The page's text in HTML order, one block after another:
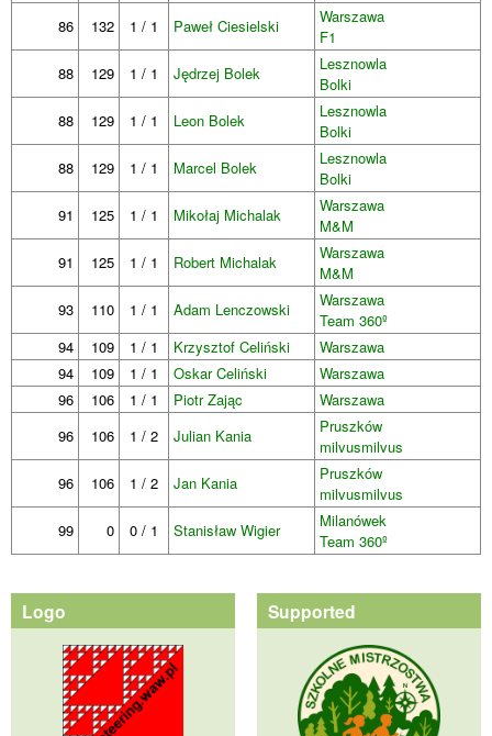
86
132 1 / 1 Paweł Ciesielski
Warszawa
F1
88
129 1 / 1 Jędrzej Bolek
Lesznowla
Bolki
88
129 1 / 1 Leon Bolek
Lesznowla
Bolki
88
129 1 / 1 Marcel Bolek
Lesznowla
Bolki
91
125 1 / 1 Mikołaj Michalak
Warszawa
M&M
91
125 1 / 1 Robert Michalak
Warszawa
M&M
93
110 1 / 1 Adam Lenczowski
Warszawa
Team 360º
94
109 1 / 1 Krzysztof Celiński
Warszawa
94
109 1 / 1 Oskar Celiński
Warszawa
96
106 1 / 1 Piotr Zając
Warszawa
96
106 1 / 2 Julian Kania
Pruszków
milvusmilvus
96
106 1 / 2 Jan Kania
Pruszków
milvusmilvus
99
0 0 / 1 Stanisław Wigier
Milanówek
Team 360º
Logo Supported